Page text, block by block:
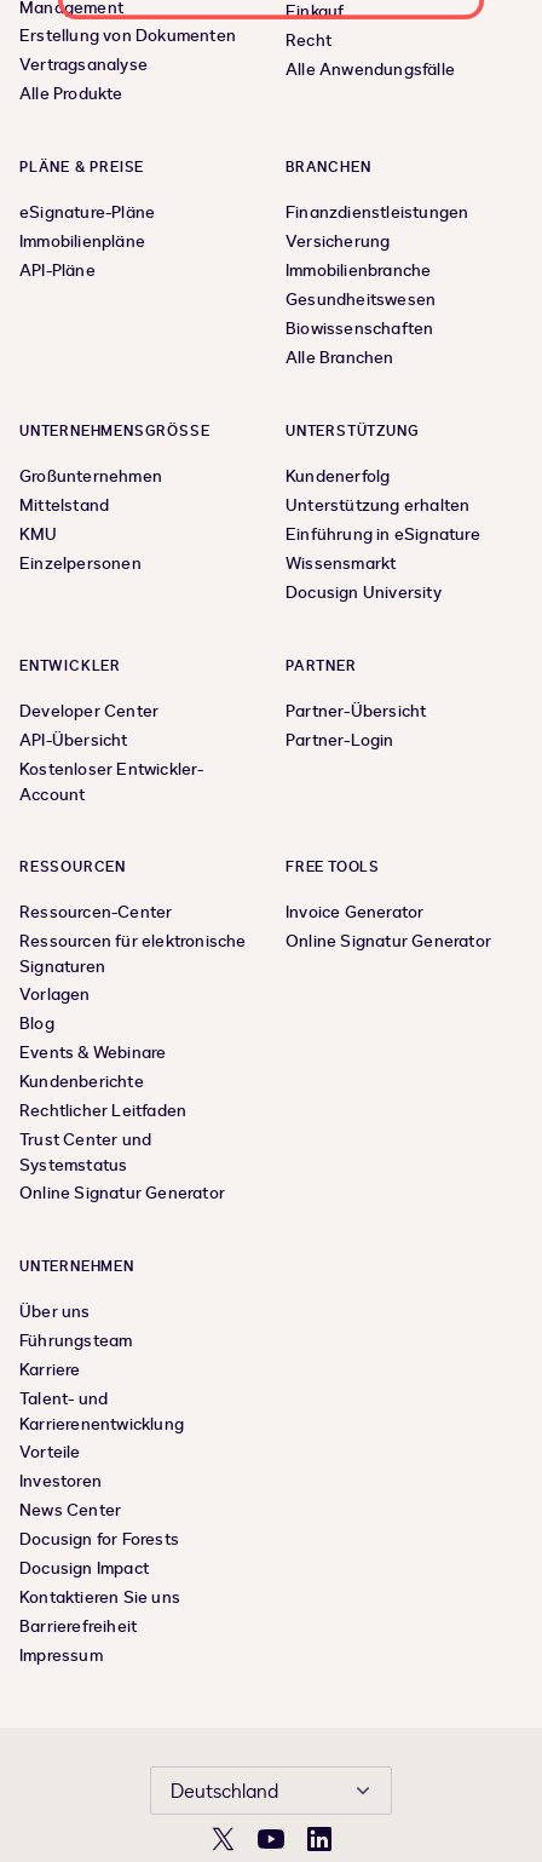
Management
Erstellung von Dokumenten
Vertragsanalyse
Alle Produkte
Einkauf
Recht
Alle Anwendungsfälle
PLÄNE & PREISE
eSignature-Pläne
Immobilienpläne
API-Pläne
BRANCHEN
Finanzdienstleistungen
Versicherung
Immobilienbranche
Gesundheitswesen
Biowissenschaften
Alle Branchen
UNTERNEHMENSGRÖSSE
Großunternehmen
Mittelstand
KMU
Einzelpersonen
UNTERSTÜTZUNG
Kundenerfolg
Unterstützung erhalten
Einführung in eSignature
Wissensmarkt
Docusign University
ENTWICKLER
Developer Center
API-Übersicht
Kostenloser Entwickler-
Account
PARTNER
Partner-Übersicht
Partner-Login
RESSOURCEN
Ressourcen-Center
Ressourcen für elektronische
Signaturen
Vorlagen
Blog
Events & Webinare
Kundenberichte
Rechtlicher Leitfaden
Trust Center und
Systemstatus
Online Signatur Generator
FREE TOOLS
Invoice Generator
Online Signatur Generator
UNTERNEHMEN
Über uns
Führungsteam
Karriere
Talent- und
Karrierenentwicklung
Vorteile
Investoren
News Center
Docusign for Forests
Docusign Impact
Kontaktieren Sie uns
Barrierefreiheit
Impressum
Deutschland
X YouTubeLinkedIn